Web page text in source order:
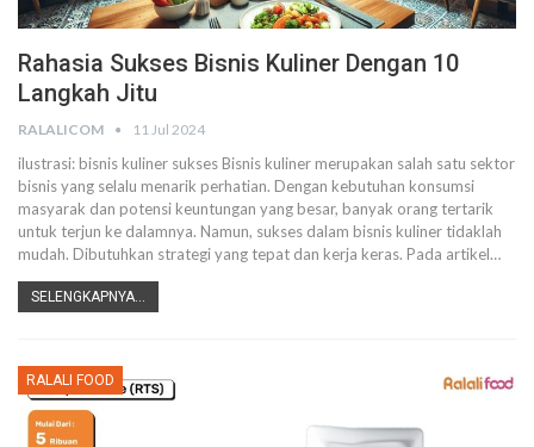
Rahasia Sukses Bisnis Kuliner Dengan 10
Langkah Jitu
RALALICOM 11 Jul 2024
ilustrasi: bisnis kuliner sukses Bisnis kuliner merupakan salah satu sektor
bisnis yang selalu menarik perhatian. Dengan kebutuhan konsumsi
masyarak dan potensi keuntungan yang besar, banyak orang tertarik
untuk terjun ke dalamnya. Namun, sukses dalam bisnis kuliner tidaklah
mudah. Dibutuhkan strategi yang tepat dan kerja keras. Pada artikel…
SELENGKAPNYA...
RALALI FOOD